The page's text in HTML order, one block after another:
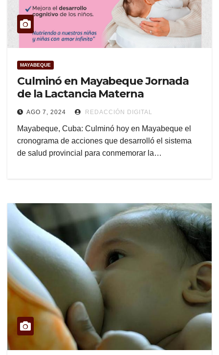
MAYABEQUE
Culminó en Mayabeque Jornada
de la Lactancia Materna
AGO 7, 2024 REDACCIÓN DIGITAL
Mayabeque, Cuba: Culminó hoy en Mayabeque el
cronograma de acciones que desarrolló el sistema
de salud provincial para conmemorar la…